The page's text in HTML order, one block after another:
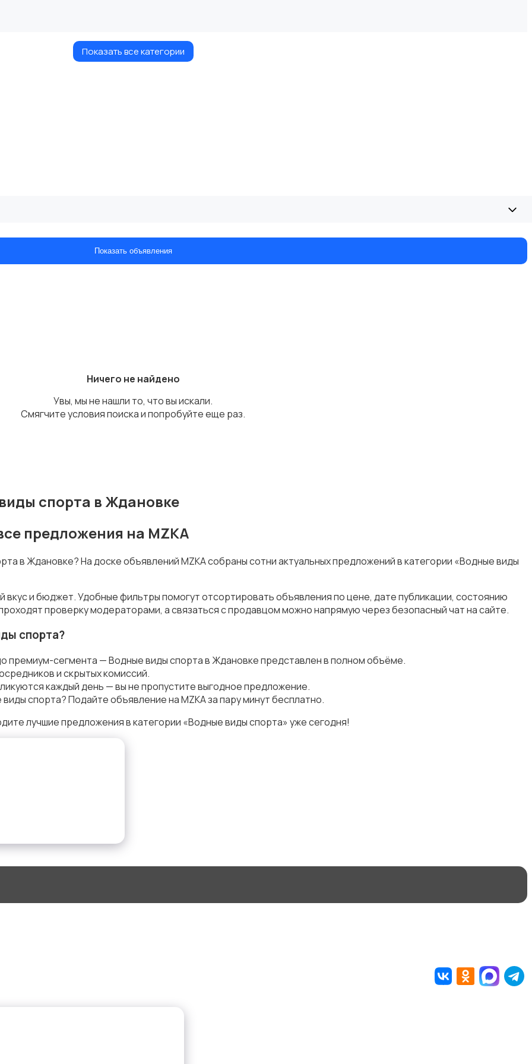
Показать все категории
Показать объявления
Ничего не найдено
Увы, мы не нашли то, что вы искали.
Смягчите условия поиска и попробуйте еще раз.
спорта в Ждановке
предложения на MZKA
в Ждановке? На доске объявлений MZKA собраны сотни актуальных предложений в категории «Водные виды
и бюджет. Удобные фильтры помогут отсортировать объявления по цене, дате публикации, состоянию
проверку модераторами, а связаться с продавцом можно напрямую через безопасный чат на сайте.
спорта?
премиум-сегмента — Водные виды спорта в Ждановке представлен в полном объёме.
и скрытых комиссий.
каждый день — вы не пропустите выгодное предложение.
спорта? Подайте объявление на MZKA за пару минут бесплатно.
лучшие предложения в категории «Водные виды спорта» уже сегодня!